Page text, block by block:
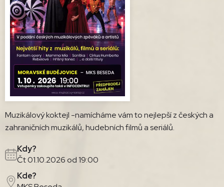
Muzikálový koktejl -namícháme vám to nejlepší z českých a
zahraničních muzikálů, hudebních filmů a seriálů.
Kdy?
Čt 01.10.2026 od 19:00
Kde?